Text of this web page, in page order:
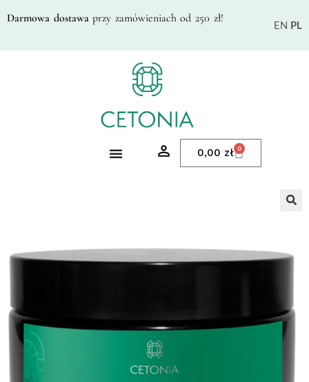
Darmowa dostawaprzy zamówieniach od 250 zł! EN PL
0,00 zł 0